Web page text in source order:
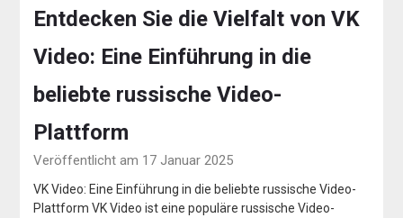
Entdecken Sie die Vielfalt von VK
Video: Eine Einführung in die
beliebte russische Video-
Plattform
Veröffentlicht am 17 Januar 2025
VK Video: Eine Einführung in die beliebte russische Video-
Plattform VK Video ist eine populäre russische Video-